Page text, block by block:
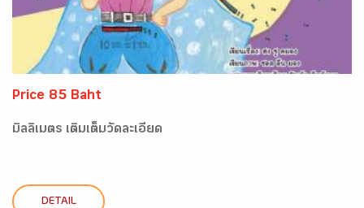
Price 85 Baht
มิลลิเมตร เติมเต็มวัดละเอียด
DETAIL